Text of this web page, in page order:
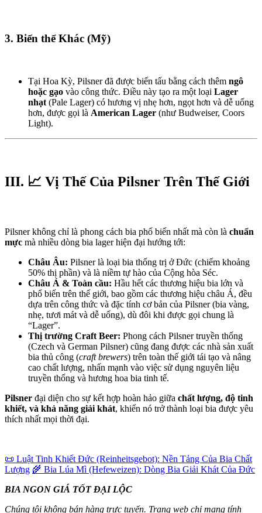
3. Biến thể Khác (Mỹ)
Tại Hoa Kỳ, Pilsner đã được biến tấu bằng cách thêm ngô
hoặc gạo vào công thức. Điều này tạo ra một loại Lager
nhạt (Pale Lager) có hương vị nhẹ hơn, ngọt hơn và dễ uống
hơn, được gọi là American Lager (như Budweiser, Coors
Light).
III. 📈 Vị Thế Của Pilsner Trên Thế Giới
Pilsner không chỉ là phong cách bia phổ biến nhất mà còn là chuẩn
mực mà nhiều dòng bia lager hiện đại hướng tới:
Châu Âu: Pilsner là loại bia thống trị ở Đức (chiếm khoảng
50% thị phần) và là niềm tự hào của Cộng hòa Séc.
Châu Á & Toàn cầu: Hầu hết các thương hiệu bia lớn và
phổ biến trên thế giới, bao gồm các thương hiệu châu Á, đều
dựa trên công thức và đặc tính cơ bản của Pilsner (bia vàng,
nhẹ, tươi mát và dễ uống), dù đôi khi được gọi chung là
“Lager”.
Thị trường Craft Beer: Phong cách Pilsner truyền thống
(Czech và German Pilsner) cũng đang được các nhà sản xuất
bia thủ công (craft brewers) trên toàn thế giới tái tạo và nâng
cao chất lượng, nhấn mạnh vào việc sử dụng nguyên liệu
truyền thống và hương hoa bia tinh tế.
Pilsner đại diện cho sự kết hợp hoàn hảo giữa chất lượng, độ tinh
khiết, và khả năng giải khát, khiến nó trở thành loại bia được yêu
thích nhất mọi thời đại.
📜 Luật Tinh Khiết Đức (Reinheitsgebot): Nền Tảng Của Bia Chất
Lượng 🌾 Bia Lúa Mì (Hefeweizen): Dòng Bia Giải Khát Của Đức
BIA NGON GIÁ TỐT ĐẠI LỘC
Chúng tôi không bán hàng trực tuyến. Trang web chỉ mang tính